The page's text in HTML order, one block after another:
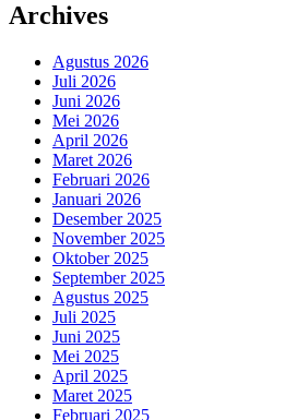
Archives
Agustus 2026
Juli 2026
Juni 2026
Mei 2026
April 2026
Maret 2026
Februari 2026
Januari 2026
Desember 2025
November 2025
Oktober 2025
September 2025
Agustus 2025
Juli 2025
Juni 2025
Mei 2025
April 2025
Maret 2025
Februari 2025